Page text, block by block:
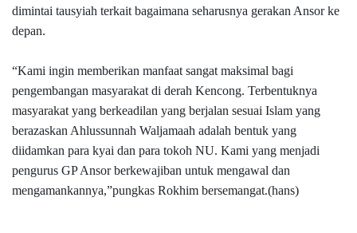
dimintai tausyiah terkait bagaimana seharusnya gerakan Ansor ke
depan.
“Kami ingin memberikan manfaat sangat maksimal bagi
pengembangan masyarakat di derah Kencong. Terbentuknya
masyarakat yang berkeadilan yang berjalan sesuai Islam yang
berazaskan Ahlussunnah Waljamaah adalah bentuk yang
diidamkan para kyai dan para tokoh NU. Kami yang menjadi
pengurus GP Ansor berkewajiban untuk mengawal dan
mengamankannya,”pungkas Rokhim bersemangat.(hans)